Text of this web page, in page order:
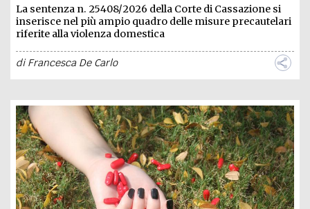
La sentenza n. 25408/2026 della Corte di Cassazione si
inserisce nel più ampio quadro delle misure precautelari
riferite alla violenza domestica
diFrancesca De Carlo